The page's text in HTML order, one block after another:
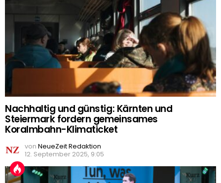
Nachhaltig und günstig: Kärnten und
Steiermark fordern gemeinsames
Koralmbahn-Klimaticket
von NeueZeit Redaktion
12. September 2025, 9:05